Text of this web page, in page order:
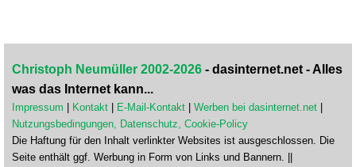
Christoph Neumüller 2002-2026 - dasinternet.net - Alles
was das Internet kann...
Impressum Kontakt E-Mail-Kontakt Werben bei dasinternet.net
Nutzungsbedingungen, Datenschutz, Cookie-Policy
Die Haftung für den Inhalt verlinkter Websites ist ausgeschlossen. Die
Seite enthält ggf. Werbung in Form von Links und Bannern. ||